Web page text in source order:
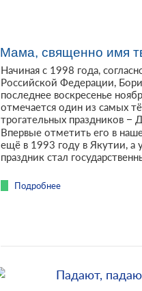
Мама, священно имя
Начиная с 1998 года,
Российской Федерации,
последнее воскресенье
отмечается один из самых
трогательных праздников –
Впервые отметить его в
ещё в 1993 году в Якутии, а
праздник стал
Подробнее